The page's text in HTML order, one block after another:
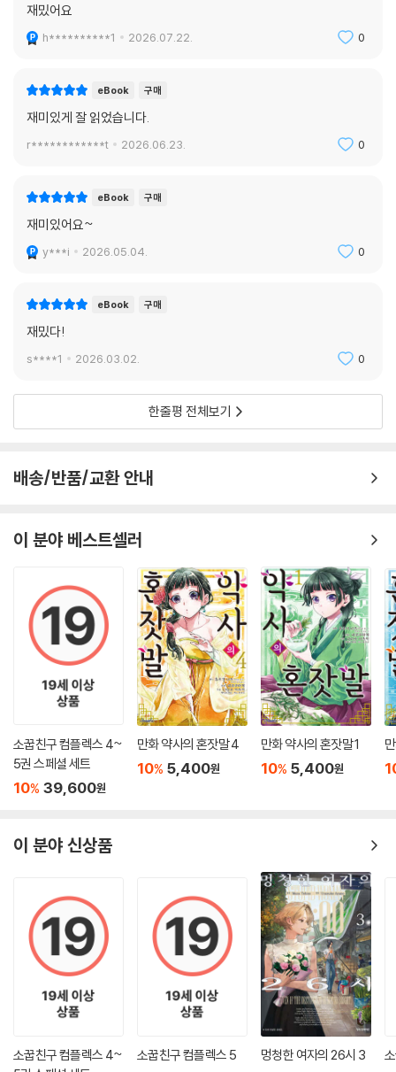
재밌어요
h**********1 2026.07.22. 0
eBook 구매
재미있게 잘 읽었습니다.
r************t 2026.06.23. 0
eBook 구매
재미있어요~
y***i 2026.05.04. 0
eBook 구매
재밌다!
s****1 2026.03.02. 0
한줄평 전체보기
배송/반품/교환 안내
이 분야 베스트셀러
소꿉친구 컴플렉스 4~
5권 스페셜 세트
10% 39,600원
만화 약사의 혼잣말 4
10% 5,400원
만화 약사의 혼잣말 1
10% 5,400원
이 분야 신상품
소꿉친구 컴플렉스 4~
소꿉친구 컴플렉스 5 멍청한 여자의 26시 3